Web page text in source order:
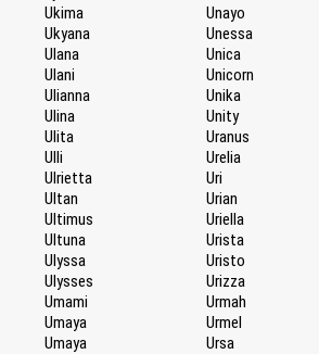
Ukima
Ukyana
Ulana
Ulani
Ulianna
Ulina
Ulita
Ulli
Ulrietta
Ultan
Ultimus
Ultuna
Ulyssa
Ulysses
Umami
Umaya
Umaya
Unayo
Unessa
Unica
Unicorn
Unika
Unity
Uranus
Urelia
Uri
Urian
Uriella
Urista
Uristo
Urizza
Urmah
Urmel
Ursa